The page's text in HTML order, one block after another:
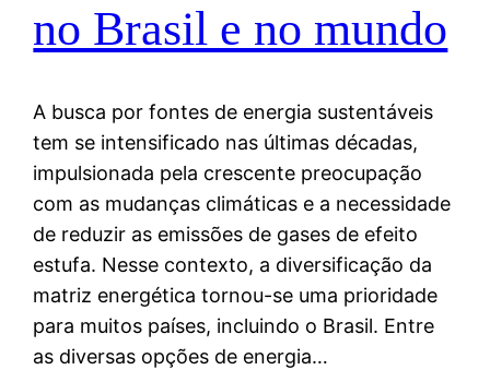
no Brasil e no mundo
A busca por fontes de energia sustentáveis
tem se intensificado nas últimas décadas,
impulsionada pela crescente preocupação
com as mudanças climáticas e a necessidade
de reduzir as emissões de gases de efeito
estufa. Nesse contexto, a diversificação da
matriz energética tornou-se uma prioridade
para muitos países, incluindo o Brasil. Entre
as diversas opções de energia…